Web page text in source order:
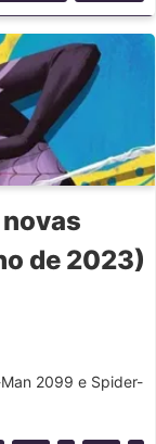
de 2023)
2099 e Spider-